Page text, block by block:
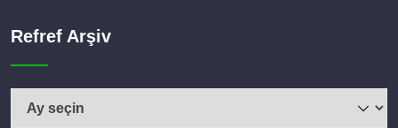
Refref Arşiv